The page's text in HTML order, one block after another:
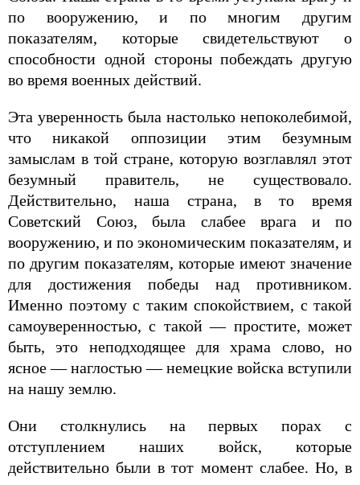
по вооружению, и по многим другим
показателям, которые свидетельствуют о
способности одной стороны побеждать другую
во время военных действий.
Эта уверенность была настолько непоколебимой,
что никакой оппозиции этим безумным
замыслам в той стране, которую возглавлял этот
безумный правитель, не существовало.
Действительно, наша страна, в то время
Советский Союз, была слабее врага и по
вооружению, и по экономическим показателям, и
по другим показателям, которые имеют значение
для достижения победы над противником.
Именно поэтому с таким спокойствием, с такой
самоуверенностью, с такой — простите, может
быть, это неподходящее для храма слово, но
ясное — наглостью — немецкие войска вступили
на нашу землю.
Они столкнулись на первых порах с
отступлением наших войск, которые
действительно были в тот момент слабее. Но, в